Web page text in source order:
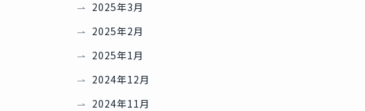
2025年3月
2025年2月
2025年1月
2024年12月
2024年11月